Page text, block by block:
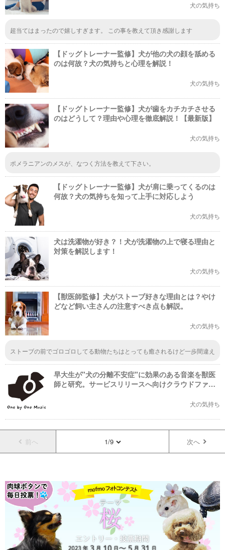
犬の気持ち
超当てはまったので嬉しすぎます。 この事を教えて頂き感謝します
【ドッグトレーナー監修】犬が他の犬の顔を舐める
のは何故？犬の気持ちと心理を解説！
犬の気持ち
【ドッグトレーナー監修】犬が歯をカチカチさせる
のはどうして？理由や心理を徹底解説！【最新版】
犬の気持ち
ポメラニアンのメスが、なつく方法を教えて下さい。
【ドッグトレーナー監修】犬が肩に乗ってくるのは
何故？犬の気持ちを知って上手に対応しよう
犬の気持ち
犬は洗濯物が好き？！犬が洗濯物の上で寝る理由と
対策を解説します！
犬の気持ち
【獣医師監修】犬がストーブ好きな理由とは？やけ
どなど飼い主さんの注意すべき点も解説。
犬の気持ち
ストーブの前でゴロゴロしてる動物たちはとっても癒されるけど一歩間違え
早大生が"犬の分離不安症"に効果のある音楽を獣医
師と研究。サービスリリースへ向けクラウドファン
犬の気持ち
前へ 1/9 次へ